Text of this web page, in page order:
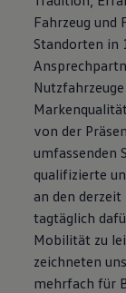
Magazin
Fahrzeug und
Standorten in
von der
umfassenden
qualifizierte
an den
tagtäglich
Mobilität zu
zeichneten
mehrfach für